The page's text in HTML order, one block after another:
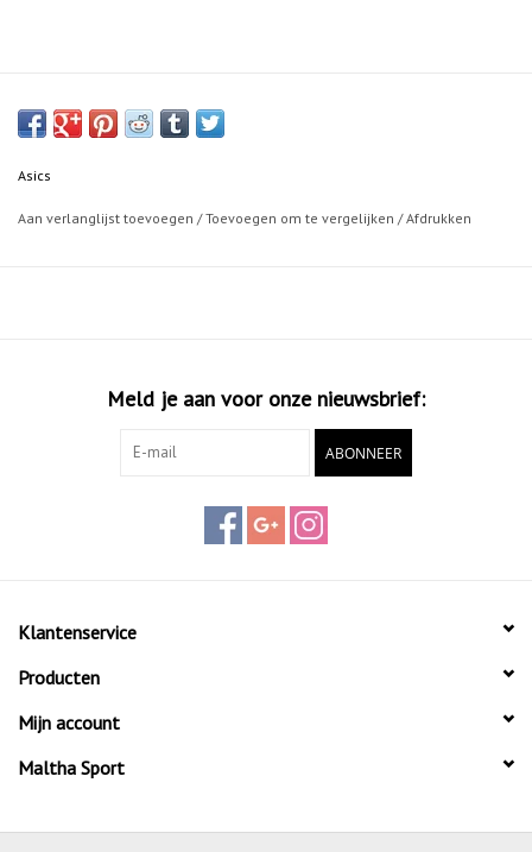
Asics
Aan verlanglijst toevoegen /Toevoegen om te vergelijken /Afdrukken
Meld je aan voor onze nieuwsbrief:
ABONNEER
Klantenservice
Producten
Mijn account
Maltha Sport